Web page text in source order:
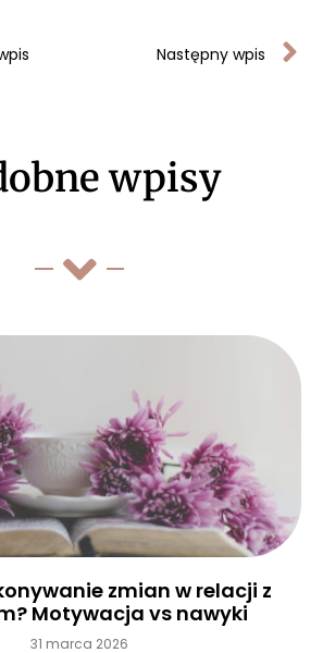
Następny wpis
wpisy
zmian w relacji z
Motywacja vs nawyki
31 marca 2026